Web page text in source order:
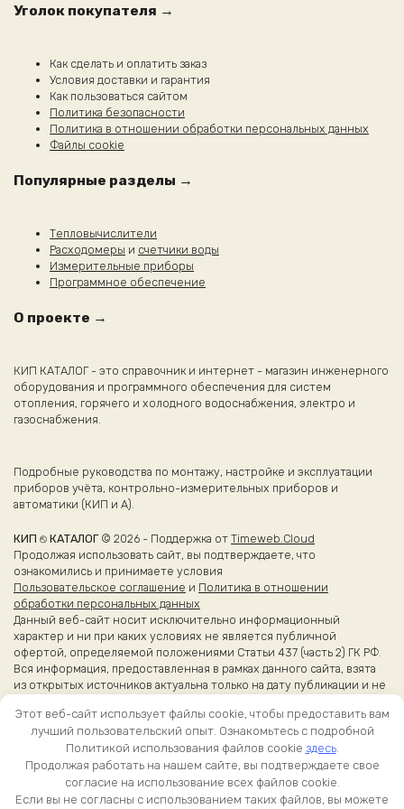
товара.
Уголок покупателя →
Как сделать и оплатить заказ
Условия доставки и гарантия
Как пользоваться сайтом
Политика безопасности
Политика в отношении обработки персональных данных
Файлы cookie
Популярные разделы →
Тепловычислители
Расходомеры и счетчики воды
Измерительные приборы
Программное обеспечение
О проекте →
КИП КАТАЛОГ - это справочник и интернет - магазин инженерного
оборудования и программного обеспечения для систем
отопления, горячего и холодного водоснабжения, электро и
газоснабжения.
Подробные руководства по монтажу, настройке и эксплуатации
приборов учёта, контрольно-измерительных приборов и
автоматики (КИП и А).
КИП ⎋ КАТАЛОГ© 2026 - Поддержка от Timeweb.Cloud
Продолжая использовать сайт, вы подтверждаете, что
ознакомились и принимаете условия
Пользовательское соглашение и Политика в отношении
обработки персональных данных
Данный веб-сайт носит исключительно информационный
характер и ни при каких условиях не является публичной
офертой, определяемой положениями Статьи 437 (часть 2) ГК РФ.
Вся информация, предоставленная в рамках данного сайта, взята
из открытых источников актуальна только на дату публикации и не
Более точные сведения об эксплуатации приборов вы можете
получить из оригинальных каталогов и руководств
производителей.
Этот веб-сайт использует файлы cookie, чтобы предоставить вам
лучший пользовательский опыт. Ознакомьтесь с подробной
Политикой использования файлов cookie здесь.
Продолжая работать на нашем сайте, вы подтверждаете свое
согласие на использование всех файлов cookie.
Если вы не согласны с использованием таких файлов, вы можете